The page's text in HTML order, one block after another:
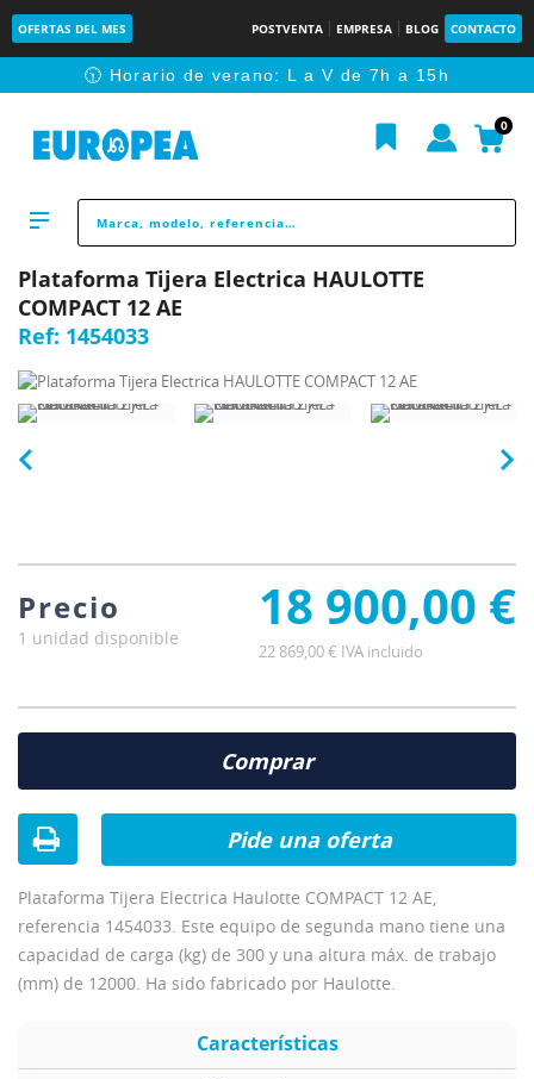
OFERTAS DEL MES POSTVENTA EMPRESA BLOG CONTACTO
🕥 Horario de verano: L a V de 7h a 15h
0
Plataforma Tijera Electrica HAULOTTE
COMPACT 12 AE
Ref: 1454033
Plataforma Tijera Electrica Haulotte COMPACT 12 AE,
referencia 1454033. Este equipo de segunda mano tiene una
capacidad de carga (kg) de 300 y una altura máx. de trabajo
(mm) de 12000. Ha sido fabricado por Haulotte.
Precio
1 unidad disponible 18 900,00 €
22 869,00 € IVA incluido
Comprar
Pide una oferta
Características